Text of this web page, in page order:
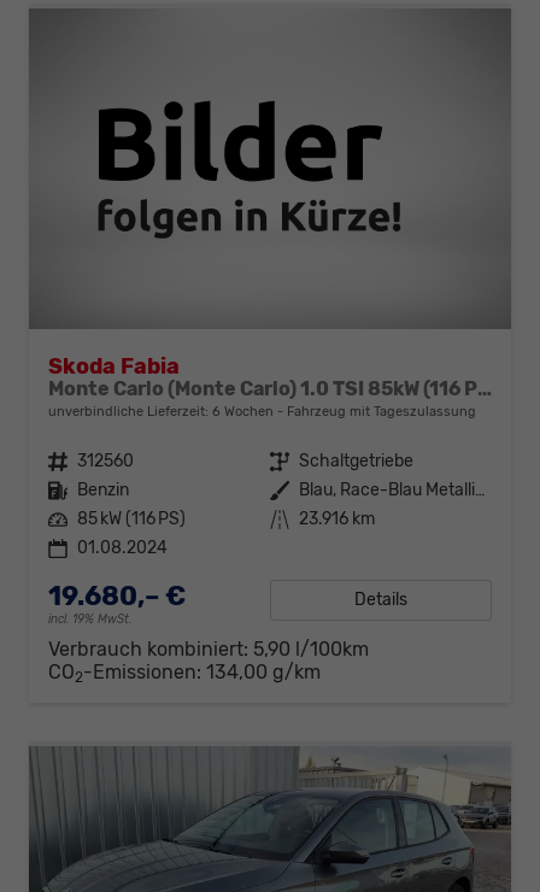
Skoda Fabia
Monte Carlo (Monte Carlo) 1.0 TSI 85kW (116 PS) 6-Gang Schaltgetriebe
unverbindliche Lieferzeit: 6 Wochen Fahrzeug mit Tageszulassung
Fahrzeugnr. 312560 Getriebe Schaltgetriebe
Kraftstoff Benzin Außenfarbe
Blau, Race-Blau Metallic (8X)
Leistung 85 kW (116 PS) Kilometerstand 23.916 km
01.08.2024
19.680,– €
incl. 19% MwSt.
Details
Verbrauch kombiniert: 5,90 l/100km
CO2-Emissionen: 134,00 g/km